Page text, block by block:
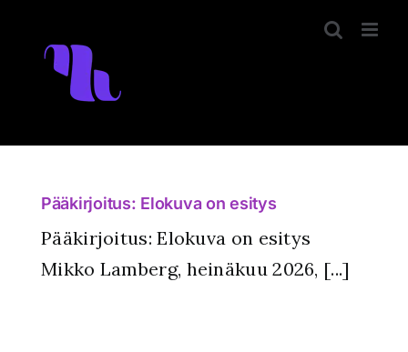
content
Pääkirjoitus: Elokuva on esitys
Pääkirjoitus: Elokuva on esitys
Mikko Lamberg, heinäkuu 2026, [...]